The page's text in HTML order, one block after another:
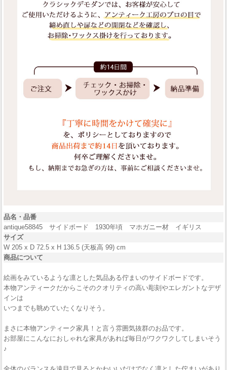
品名・品番
antique58845 サイドボード 1930年頃 マホガニー材 イギリス
サイズ
W 205 x D 72.5 x H 136.5 (天板高 99) cm
商品について
絵画をみているような凛とした気品ある佇まいのサイドボードです。
本物アンティークだからこそのクオリティの高い彫刻やエレガントなデザ
インは
いつまでも眺めていたくなりそう。
まさに本物アンティーク家具！と言う雰囲気抜群のお品です。
お部屋にこんなにおしゃれな家具があれば毎日がワクワクしてしまいそう
♪